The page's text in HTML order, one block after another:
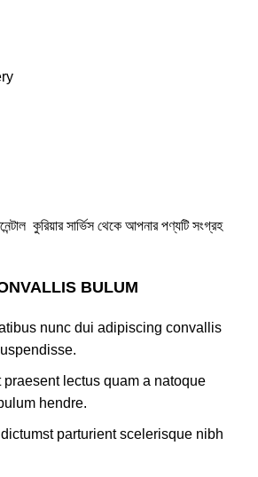
কুরিয়ার সার্ভিস থেকে আপনার পণ্যটি সংগ্রহ
BULUM
nunc dui adipiscing convallis
lectus quam a natoque
hendre.
parturient scelerisque nibh